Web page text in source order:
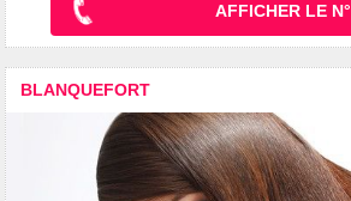
AFFICHER LE N°
BLANQUEFORT